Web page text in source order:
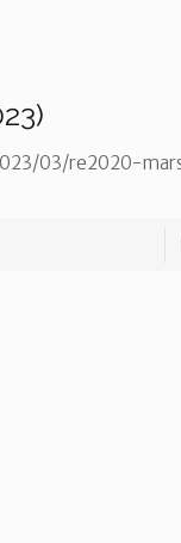
03/re2020-